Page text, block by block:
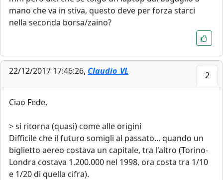
mano che va in stiva, questo deve per forza starci
nella seconda borsa/zaino?
22/12/2017 17:46:26, Claudio_VL 2
Ciao Fede,
> si ritorna (quasi) come alle origini
Difficile che il futuro somigli al passato... quando un
biglietto aereo costava un capitale, tra l'altro (Torino-
Londra costava 1.200.000 nel 1998, ora costa tra 1/10
e 1/20 di quella cifra).